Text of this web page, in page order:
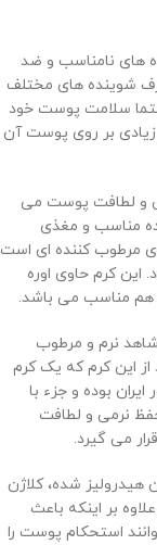
های نامناسب و ضد
شوینده های مختلف
سلامت پوست خود
بر روی پوست آن
و لطافت پوست می
مناسب و مغذی
مرطوب کننده ای است
کرم حاوی اوره
هم مناسب می باشد.
نرم و مرطوب
این کرم که یک کرم
بوده و جزء با
نرمی و لطافت
می گیرد.
هیدرولیز شده، کلاژن
بر اینکه باعث
استحکام پوست را